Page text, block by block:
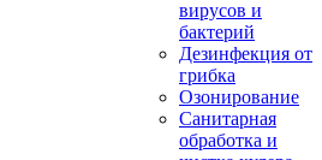
вирусов и
бактерий
Дезинфекция от
грибка
Озонирование
Санитарная
обработка и